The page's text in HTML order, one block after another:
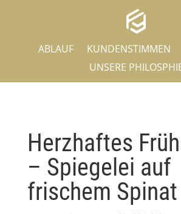
ABLAUF KUNDENSTIMMEN
UNSERE
Herzhaftes
– Spiegelei auf
frischem Spinat